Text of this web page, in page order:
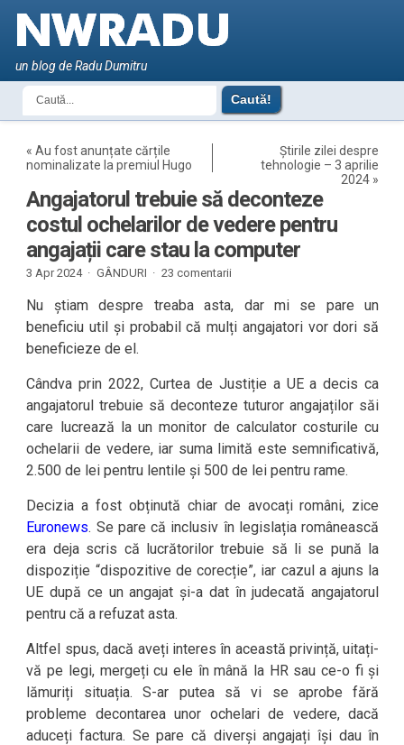
un blog de Radu Dumitru
«Au fost anunțate cărțile
nominalizate la premiul Hugo
Știrile zilei despre
tehnologie – 3 aprilie
2024 »
Angajatorul trebuie să deconteze
costul ochelarilor de vedere pentru
angajații care stau la computer
3 Apr 2024 · GÂNDURI · 23 comentarii
Nu știam despre treaba asta, dar mi se pare un
beneficiu util și probabil că mulți angajatori vor dori să
beneficieze de el.
Cândva prin 2022, Curtea de Justiție a UE a decis ca
angajatorul trebuie să deconteze tuturor angajaților săi
care lucrează la un monitor de calculator costurile cu
ochelarii de vedere, iar suma limită este semnificativă,
2.500 de lei pentru lentile și 500 de lei pentru rame.
Decizia a fost obținută chiar de avocați români, zice
Euronews. Se pare că inclusiv în legislația românească
era deja scris că lucrătorilor trebuie să li se pună la
dispoziție “dispozitive de corecție”, iar cazul a ajuns la
UE după ce un angajat și-a dat în judecată angajatorul
pentru că a refuzat asta.
Altfel spus, dacă aveți interes în această privință, uitați-
vă pe legi, mergeți cu ele în mână la HR sau ce-o fi și
lămuriți situația. S-ar putea să vi se aprobe fără
probleme decontarea unor ochelari de vedere, dacă
aduceți factura. Se pare că diverși angajați își dau în